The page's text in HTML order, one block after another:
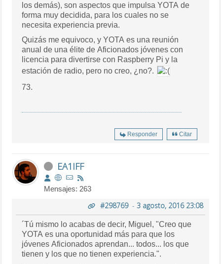
los demás), son aspectos que impulsa YOTA de
forma muy decidida, para los cuales no se
necesita experiencia previa.
Quizás me equivoco, y YOTA es una reunión
anual de una élite de Aficionados jóvenes con
licencia para divertirse con Raspberry Pi y la
estación de radio, pero no creo, ¿no?.
73.
Responder Citar
EA1IFF
Mensajes: 263
#298769- 3 agosto, 2016 23:08
´Tú mismo lo acabas de decir, Miguel, "Creo que
YOTA es una oportunidad más para que los
jóvenes Aficionados aprendan... todos... los que
tienen y los que no tienen experiencia.".